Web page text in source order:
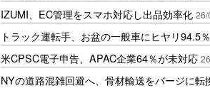
IZUMI、EC管理をスマホ対応し出品効率化 26/
トラック運転手、お盆の一般車にヒヤリ94.5％
米CPSC電子申告、APAC企業64％が未対応
NYの道路混雑回避へ、骨材輸送をバージに転